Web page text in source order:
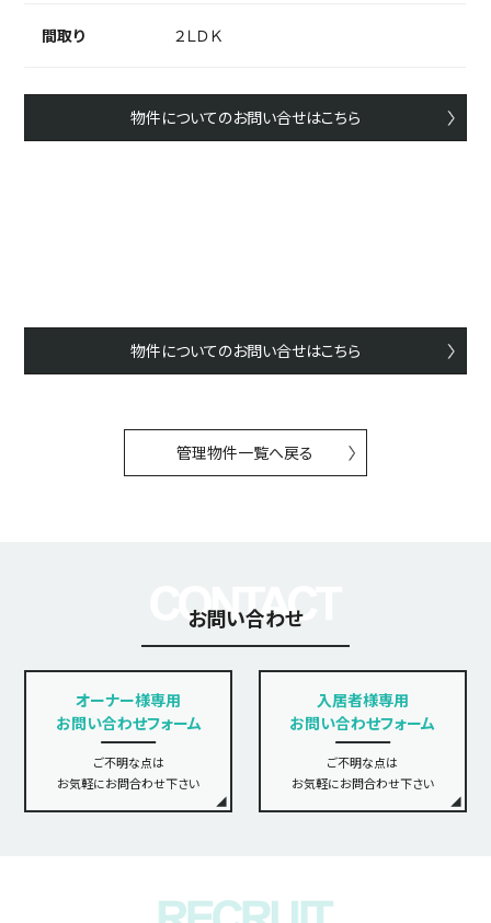
間取り ２ＬＤＫ
物件についてのお問い合せはこちら
物件についてのお問い合せはこちら
管理物件一覧へ戻る
お問い合わせ
オーナー様専用
お問い合わせフォーム
ご不明な点は
お気軽にお問合わせ下さい
入居者様専用
お問い合わせフォーム
ご不明な点は
お気軽にお問合わせ下さい